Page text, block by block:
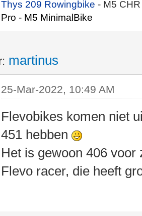
Thys 209 Rowingbike- M5
Pro - M5 MinimalBike
martinus
25-Mar-2022, 10:49 AM
Flevobikes komen niet
451 hebben
Het is gewoon 406
Flevo racer, die heeft